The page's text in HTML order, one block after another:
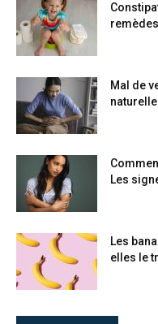
Mal de
Les
Les
elles le